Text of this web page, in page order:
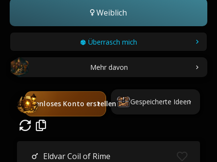
Weiblich
Überrasch mich
Mehr davon
Kostenloses Konto erstellen Gespeicherte Ideen
Eldvar Coil of Rime